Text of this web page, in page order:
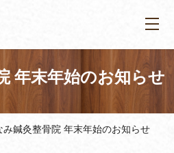
年末年始のお知らせ
み鍼灸整骨院 年末年始のお知らせ